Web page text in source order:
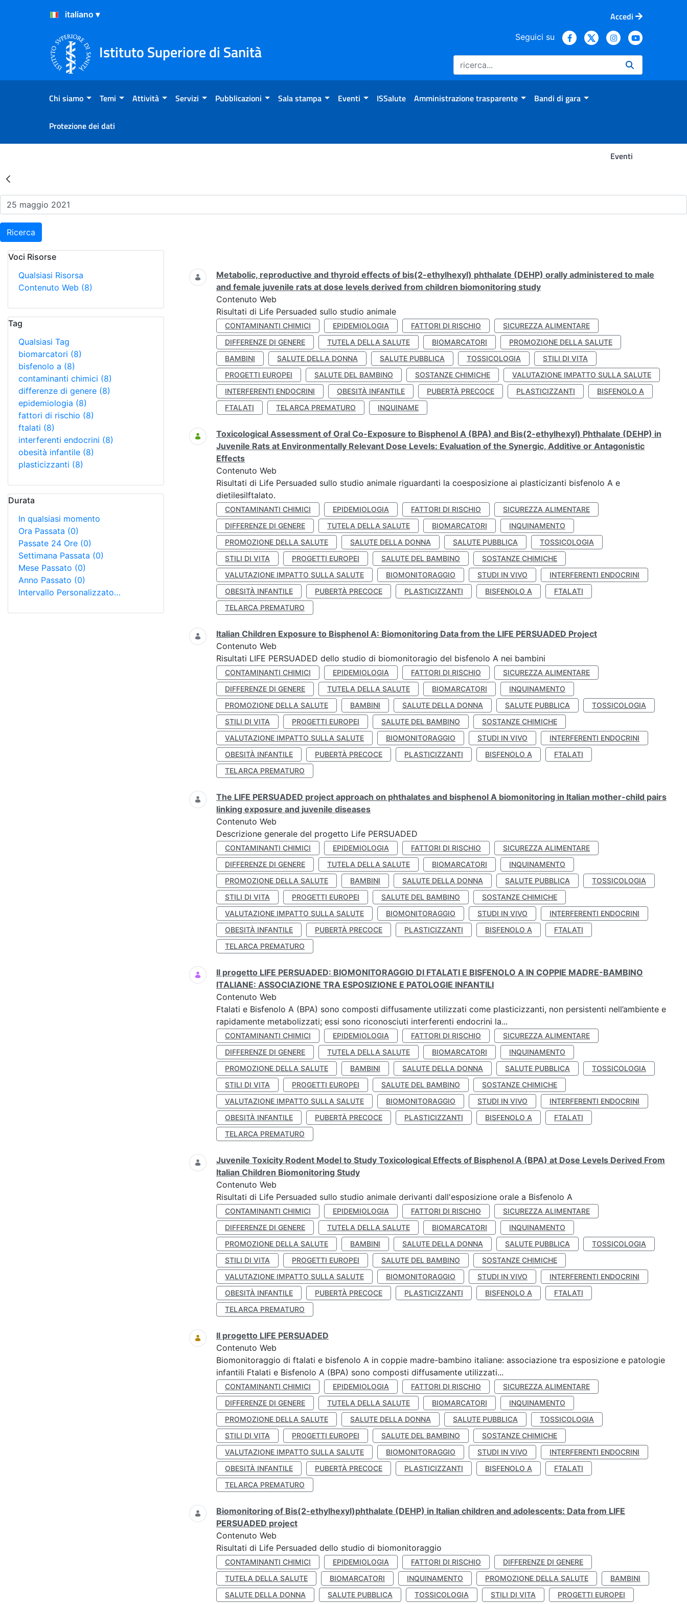
Salta al Contenuto
Salta al Footer
Accedi
Istituto Superiore di Sanità
Seguici su
Chi siamo Temi Attività Servizi Pubblicazioni Sala stampa Eventi ISSalute Amministrazione trasparente Bandi di gara
Protezione dei dati
Eventi
Risultati della Ricerca - Eventi
Ricerca
Voci Risorse
Qualsiasi Risorsa
Contenuto Web (8)
Tag
Qualsiasi Tag
biomarcatori (8)
bisfenolo a (8)
contaminanti chimici (8)
differenze di genere (8)
epidemiologia (8)
fattori di rischio (8)
ftalati (8)
interferenti endocrini (8)
obesità infantile (8)
plasticizzanti (8)
Durata
In qualsiasi momento
Ora Passata (0)
Passate 24 Ore (0)
Settimana Passata (0)
Mese Passato (0)
Anno Passato (0)
Intervallo Personalizzato…
Ricerca
Metabolic, reproductive and thyroid effects of bis(2-ethylhexyl) phthalate (DEHP) orally administered to male
and female juvenile rats at dose levels derived from children biomonitoring study
Contenuto Web
Risultati di Life Persuaded sullo studio animale
CONTAMINANTI CHIMICI EPIDEMIOLOGIA FATTORI DI RISCHIO
SICUREZZA ALIMENTARE
DIFFERENZE DI GENERE
TUTELA DELLA SALUTE BIOMARCATORI
PROMOZIONE DELLA SALUTE
BAMBINI
SALUTE DELLA DONNA SALUTE PUBBLICA TOSSICOLOGIA
STILI DI VITA
PROGETTI EUROPEI
SALUTE DEL BAMBINO SOSTANZE CHIMICHE
VALUTAZIONE IMPATTO SULLA SALUTE
INTERFERENTI ENDOCRINI
OBESITÀ INFANTILE PUBERTÀ PRECOCE PLASTICIZZANTI
BISFENOLO A
FTALATI
TELARCA PREMATURO INQUINAME
Toxicological Assessment of Oral Co-Exposure to Bisphenol A (BPA) and Bis(2-ethylhexyl) Phthalate (DEHP) in
Juvenile Rats at Environmentally Relevant Dose Levels: Evaluation of the Synergic, Additive or Antagonistic
Effects
Contenuto Web
Risultati di Life Persuaded sullo studio animale riguardanti la coesposizione ai plasticizanti bisfenolo A e
dietilesilftalato.
CONTAMINANTI CHIMICI EPIDEMIOLOGIA FATTORI DI RISCHIO
SICUREZZA ALIMENTARE
DIFFERENZE DI GENERE
TUTELA DELLA SALUTE BIOMARCATORI
INQUINAMENTO
PROMOZIONE DELLA SALUTE
SALUTE DELLA DONNA SALUTE PUBBLICA
TOSSICOLOGIA
STILI DI VITA
PROGETTI EUROPEI SALUTE DEL BAMBINO
SOSTANZE CHIMICHE
VALUTAZIONE IMPATTO SULLA SALUTE
BIOMONITORAGGIO STUDI IN VIVO
INTERFERENTI ENDOCRINI
OBESITÀ INFANTILE
PUBERTÀ PRECOCE PLASTICIZZANTI BISFENOLO A
FTALATI
TELARCA PREMATURO
Italian Children Exposure to Bisphenol A: Biomonitoring Data from the LIFE PERSUADED Project
Contenuto Web
Risultati LIFE PERSUADED dello studio di biomonitoragio del bisfenolo A nei bambini
CONTAMINANTI CHIMICI EPIDEMIOLOGIA FATTORI DI RISCHIO
SICUREZZA ALIMENTARE
DIFFERENZE DI GENERE
TUTELA DELLA SALUTE BIOMARCATORI
INQUINAMENTO
PROMOZIONE DELLA SALUTE
BAMBINI SALUTE DELLA DONNA SALUTE PUBBLICA
TOSSICOLOGIA
STILI DI VITA
PROGETTI EUROPEI SALUTE DEL BAMBINO
SOSTANZE CHIMICHE
VALUTAZIONE IMPATTO SULLA SALUTE
BIOMONITORAGGIO STUDI IN VIVO
INTERFERENTI ENDOCRINI
OBESITÀ INFANTILE
PUBERTÀ PRECOCE PLASTICIZZANTI BISFENOLO A
FTALATI
TELARCA PREMATURO
The LIFE PERSUADED project approach on phthalates and bisphenol A biomonitoring in Italian mother-child pairs
linking exposure and juvenile diseases
Contenuto Web
Descrizione generale del progetto Life PERSUADED
CONTAMINANTI CHIMICI EPIDEMIOLOGIA FATTORI DI RISCHIO
SICUREZZA ALIMENTARE
DIFFERENZE DI GENERE
TUTELA DELLA SALUTE BIOMARCATORI
INQUINAMENTO
PROMOZIONE DELLA SALUTE
BAMBINI SALUTE DELLA DONNA SALUTE PUBBLICA
TOSSICOLOGIA
STILI DI VITA
PROGETTI EUROPEI SALUTE DEL BAMBINO
SOSTANZE CHIMICHE
VALUTAZIONE IMPATTO SULLA SALUTE
BIOMONITORAGGIO STUDI IN VIVO
INTERFERENTI ENDOCRINI
OBESITÀ INFANTILE
PUBERTÀ PRECOCE PLASTICIZZANTI BISFENOLO A
FTALATI
TELARCA PREMATURO
Il progetto LIFE PERSUADED: BIOMONITORAGGIO DI FTALATI E BISFENOLO A IN COPPIE MADRE-BAMBINO
ITALIANE: ASSOCIAZIONE TRA ESPOSIZIONE E PATOLOGIE INFANTILI
Contenuto Web
Ftalati e Bisfenolo A (BPA) sono composti diffusamente utilizzati come plasticizzanti, non persistenti nell’ambiente e
rapidamente metabolizzati; essi sono riconosciuti interferenti endocrini la...
CONTAMINANTI CHIMICI EPIDEMIOLOGIA FATTORI DI RISCHIO
SICUREZZA ALIMENTARE
DIFFERENZE DI GENERE
TUTELA DELLA SALUTE BIOMARCATORI
INQUINAMENTO
PROMOZIONE DELLA SALUTE
BAMBINI SALUTE DELLA DONNA SALUTE PUBBLICA
TOSSICOLOGIA
STILI DI VITA
PROGETTI EUROPEI SALUTE DEL BAMBINO
SOSTANZE CHIMICHE
VALUTAZIONE IMPATTO SULLA SALUTE
BIOMONITORAGGIO STUDI IN VIVO
INTERFERENTI ENDOCRINI
OBESITÀ INFANTILE
PUBERTÀ PRECOCE PLASTICIZZANTI BISFENOLO A
FTALATI
TELARCA PREMATURO
Juvenile Toxicity Rodent Model to Study Toxicological Effects of Bisphenol A (BPA) at Dose Levels Derived From
Italian Children Biomonitoring Study
Contenuto Web
Risultati di Life Persuaded sullo studio animale derivanti dall'esposizione orale a Bisfenolo A
CONTAMINANTI CHIMICI EPIDEMIOLOGIA FATTORI DI RISCHIO
SICUREZZA ALIMENTARE
DIFFERENZE DI GENERE
TUTELA DELLA SALUTE BIOMARCATORI
INQUINAMENTO
PROMOZIONE DELLA SALUTE
BAMBINI SALUTE DELLA DONNA SALUTE PUBBLICA
TOSSICOLOGIA
STILI DI VITA
PROGETTI EUROPEI SALUTE DEL BAMBINO
SOSTANZE CHIMICHE
VALUTAZIONE IMPATTO SULLA SALUTE
BIOMONITORAGGIO STUDI IN VIVO
INTERFERENTI ENDOCRINI
OBESITÀ INFANTILE
PUBERTÀ PRECOCE PLASTICIZZANTI BISFENOLO A
FTALATI
TELARCA PREMATURO
Il progetto LIFE PERSUADED
Contenuto Web
Biomonitoraggio di ftalati e bisfenolo A in coppie madre-bambino italiane: associazione tra esposizione e patologie
infantili Ftalati e Bisfenolo A (BPA) sono composti diffusamente utilizzati...
CONTAMINANTI CHIMICI EPIDEMIOLOGIA FATTORI DI RISCHIO
SICUREZZA ALIMENTARE
DIFFERENZE DI GENERE
TUTELA DELLA SALUTE BIOMARCATORI
INQUINAMENTO
PROMOZIONE DELLA SALUTE
SALUTE DELLA DONNA SALUTE PUBBLICA
TOSSICOLOGIA
STILI DI VITA
PROGETTI EUROPEI SALUTE DEL BAMBINO
SOSTANZE CHIMICHE
VALUTAZIONE IMPATTO SULLA SALUTE
BIOMONITORAGGIO STUDI IN VIVO
INTERFERENTI ENDOCRINI
OBESITÀ INFANTILE
PUBERTÀ PRECOCE PLASTICIZZANTI BISFENOLO A
FTALATI
TELARCA PREMATURO
Biomonitoring of Bis(2-ethylhexyl)phthalate (DEHP) in Italian children and adolescents: Data from LIFE
PERSUADED project
Contenuto Web
Risultati di Life Persuaded dello studio di biomonitoraggio
CONTAMINANTI CHIMICI EPIDEMIOLOGIA FATTORI DI RISCHIO
DIFFERENZE DI GENERE
TUTELA DELLA SALUTE
BIOMARCATORI INQUINAMENTO PROMOZIONE DELLA SALUTE
BAMBINI
SALUTE DELLA DONNA
SALUTE PUBBLICA TOSSICOLOGIA STILI DI VITA
PROGETTI EUROPEI